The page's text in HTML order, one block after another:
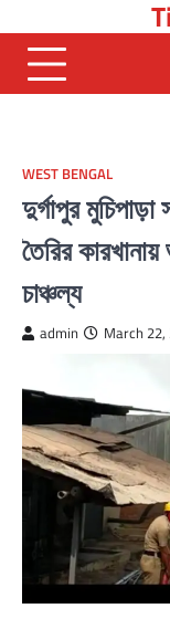
to
content
WEST BENGAL
দুর্গাপুর
তৈরির
চাঞ্চল্য
admin March 22,